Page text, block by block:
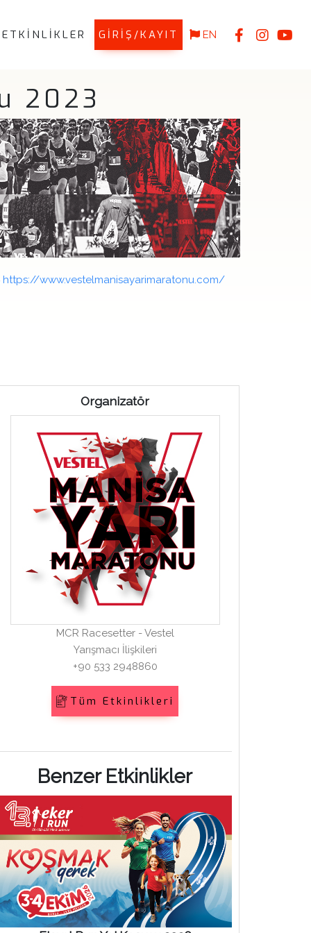
ETKİNLİKLER GİRİŞ/KAYIT EN
2023
https://www.vestelmanisayarimaratonu.com/
Organizatör
MCR Racesetter - Vestel
Yarışmacı İlişkileri
+90 533 2948860
Tüm Etkinlikleri
Benzer Etkinlikler